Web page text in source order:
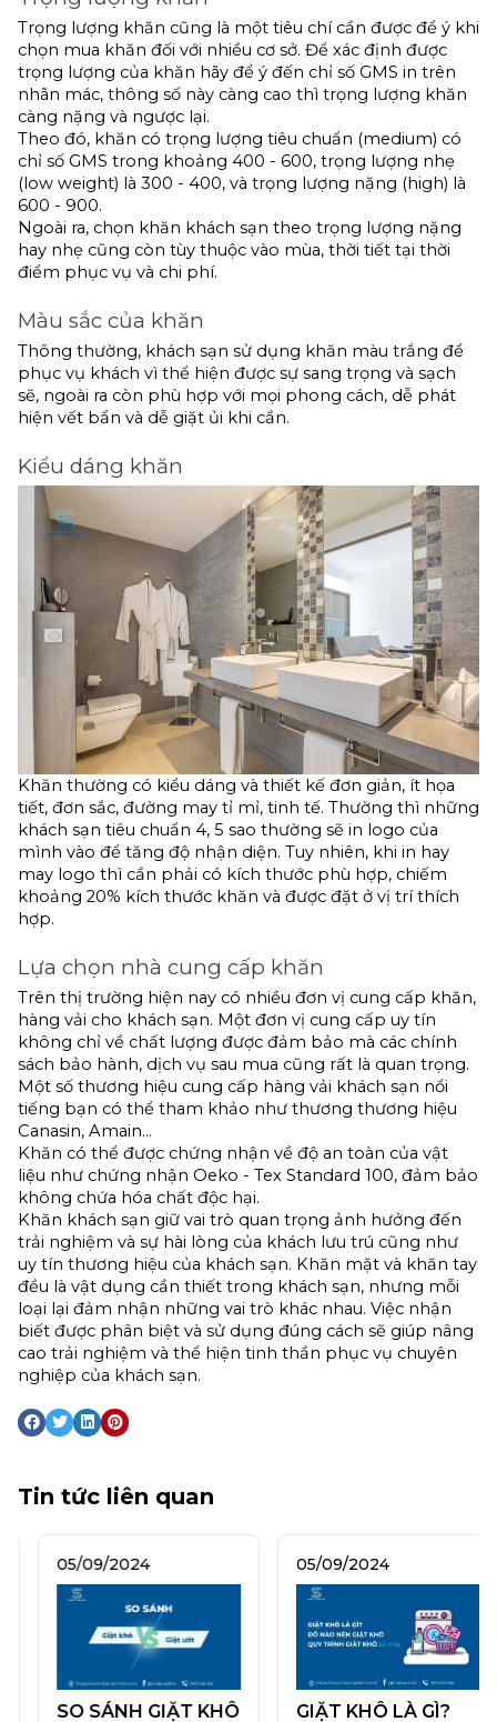
Trọng lượng khăn cũng là một tiêu chí cần được để ý khi
chọn mua khăn đối với nhiều cơ sở. Để xác định được
trọng lượng của khăn hãy để ý đến chỉ số GMS in trên
nhãn mác, thông số này càng cao thì trọng lượng khăn
càng nặng và ngược lại.
Theo đó, khăn có trọng lượng tiêu chuẩn (medium) có
chỉ số GMS trong khoảng 400 - 600, trọng lượng nhẹ
(low weight) là 300 - 400, và trọng lượng nặng (high) là
600 - 900.
Ngoài ra, chọn khăn khách sạn theo trọng lượng nặng
hay nhẹ cũng còn tùy thuộc vào mùa, thời tiết tại thời
điểm phục vụ và chi phí.
Màu sắc của khăn
Thông thường, khách sạn sử dụng khăn màu trắng để
phục vụ khách vì thể hiện được sự sang trọng và sạch
sẽ, ngoài ra còn phù hợp với mọi phong cách, dễ phát
hiện vết bẩn và dễ giặt ủi khi cần.
Kiểu dáng khăn
Khăn thường có kiểu dáng và thiết kế đơn giản, ít họa
tiết, đơn sắc, đường may tỉ mỉ, tinh tế. Thường thì những
khách sạn tiêu chuẩn 4, 5 sao thường sẽ in logo của
mình vào để tăng độ nhận diện. Tuy nhiên, khi in hay
may logo thì cần phải có kích thước phù hợp, chiếm
khoảng 20% kích thước khăn và được đặt ở vị trí thích
hợp.
Lựa chọn nhà cung cấp khăn
Trên thị trường hiện nay có nhiều đơn vị cung cấp khăn,
hàng vải cho khách sạn. Một đơn vị cung cấp uy tín
không chỉ về chất lượng được đảm bảo mà các chính
sách bảo hành, dịch vụ sau mua cũng rất là quan trọng.
Một số thương hiệu cung cấp hàng vải khách sạn nổi
tiếng bạn có thể tham khảo như thương thương hiệu
Canasin, Amain…
Khăn có thể được chứng nhận về độ an toàn của vật
liệu như chứng nhận Oeko - Tex Standard 100, đảm bảo
không chứa hóa chất độc hại.
Khăn khách sạn giữ vai trò quan trọng ảnh hưởng đến
trải nghiệm và sự hài lòng của khách lưu trú cũng như
uy tín thương hiệu của khách sạn. Khăn mặt và khăn tay
đều là vật dụng cần thiết trong khách sạn, nhưng mỗi
loại lại đảm nhận những vai trò khác nhau. Việc nhận
biết được phân biệt và sử dụng đúng cách sẽ giúp nâng
cao trải nghiệm và thể hiện tinh thần phục vụ chuyên
nghiệp của khách sạn.
Tin tức liên quan
05/09/2024
SO SÁNH GIẶT KHÔ
05/09/2024
GIẶT KHÔ LÀ GÌ?